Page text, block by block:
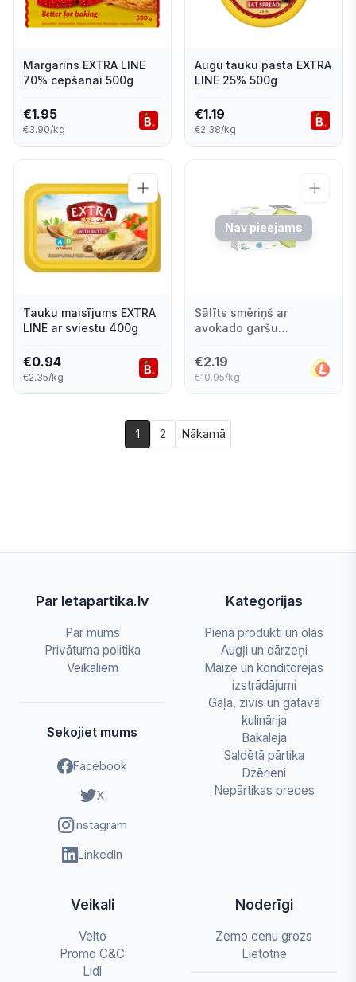
Margarīns EXTRA LINE
70% cepšanai 500g
€1.95
€3.90/kg
Augu tauku pasta EXTRA
LINE 25% 500g
€1.19
€2.38/kg
Tauku maisījums EXTRA
LINE ar sviestu 400g
€0.94
€2.35/kg
Nav pieejams
Sālīts smēriņš ar
avokado garšu
200g
€2.19
€10.95/kg
1 2 Nākamā
Par letapartika.lv
Par mums
Privātuma politika
Veikaliem
Sekojiet mums
Facebook
X
Instagram
LinkedIn
Kategorijas
Piena produkti un olas
Augļi un dārzeņi
Maize un konditorejas
izstrādājumi
Gaļa, zivis un gatavā
kulinārija
Bakaleja
Saldētā pārtika
Dzērieni
Nepārtikas preces
Veikali
Velto
Promo C&C
Lidl
Noderīgi
Zemo cenu grozs
Lietotne